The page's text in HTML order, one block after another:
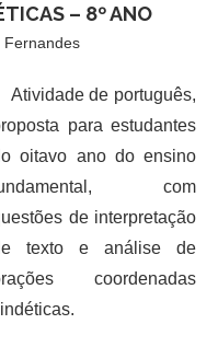
– 8º ANO
Fernandes
Atividade de português,
para estudantes
oitavo ano do ensino
com
de interpretação
texto e análise de
coordenadas